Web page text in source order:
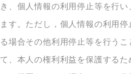
き、個人情報の利用停止等を行
ます。ただし，個人情報の利用
る場合その他利用停止等を行う
て、本人の権利利益を保護する